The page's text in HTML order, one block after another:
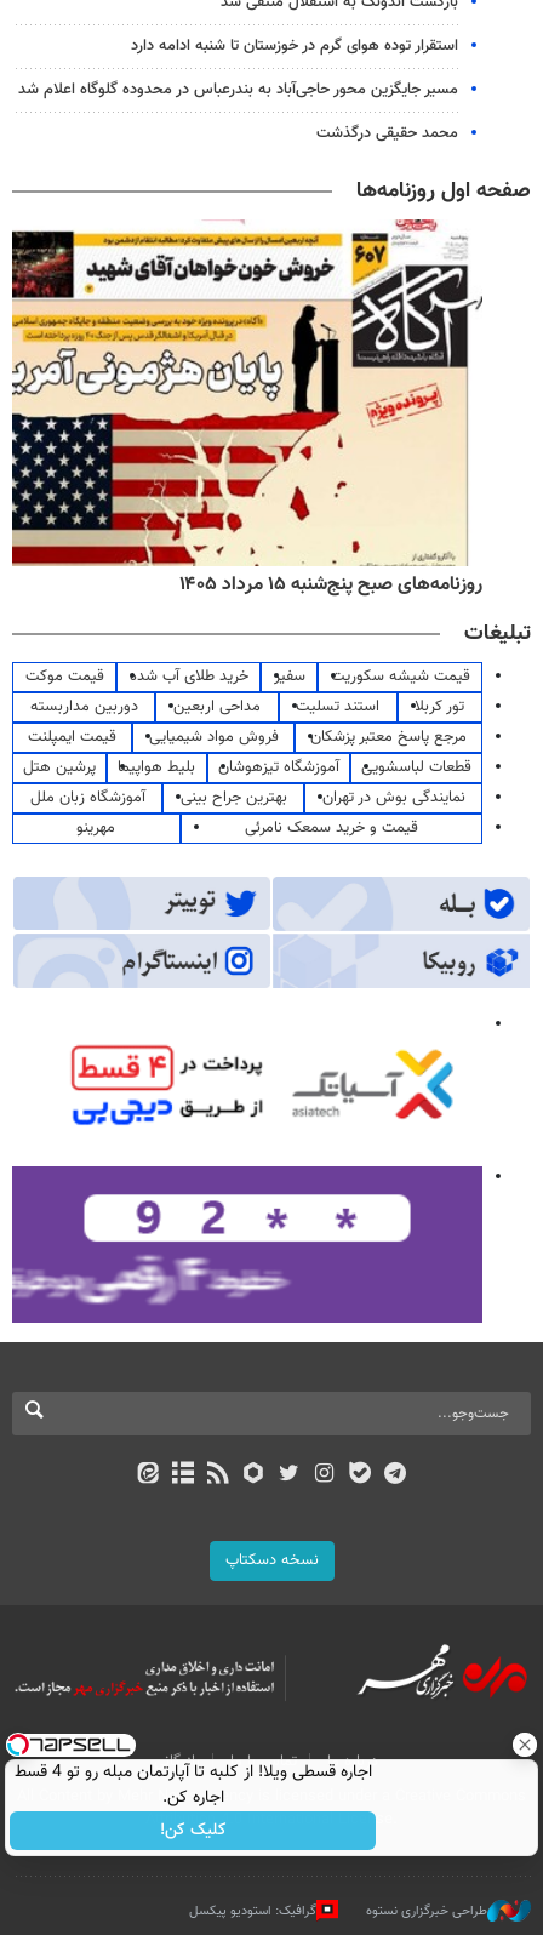
استقرار توده هوای گرم در خوزستان تا شنبه ادامه دارد
مسیر جایگزین محور حاجی‌آباد به بندرعباس در محدوده گلوگاه اعلام شد
محمد حقیقی درگذشت
صفحه اول روزنامه‌ها
روزنامه‌های صبح پنج‌شنبه ۱۵ مرداد ۱۴۰۵
تبلیغات
قیمت شیشه سکوریت سفیر خرید طلای آب شده
قیمت موکت
تور کربلا
استند تسلیت مداحی اربعین
دوربین مداربسته
مرجع پاسخ معتبر پزشکان
فروش مواد شیمیایی
قیمت ایمپلنت
قطعات لباسشویی
آموزشگاه تیزهوشان بلیط هواپیما
پرشین هتل
نمایندگی بوش در تهران
بهترین جراح بینی
آموزشگاه زبان ملل
قیمت و خرید سمعک نامرئی
مهرینو
نسخه دسکتاپ
درباره ما تماس با ما
بازرگانی
All Content by Mehr News Agency is licensed under a Creative Commons
Attribution 4.0 International License.
طراحی خبرگزاری نستوه گرافیک: استودیو پیکسل
اجاره‌ قسطی ویلا! از کلبه تا آپارتمان مبله رو تو 4 قسط
اجاره کن.
کلیک کن!